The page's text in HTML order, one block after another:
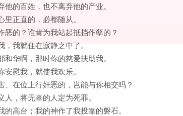
的百姓，也不离弃他的产业。
正直的，必都随从。
恶的？谁肯为我站起抵挡作孽的？
我就住在寂静之中了。
华啊，那时你的慈爱扶助我。
慰我，就使我欢乐。
、在位上行奸恶的，岂能与你相交吗？
，将无辜的人定为死罪。
高台；我的神作了我投靠的磐石。